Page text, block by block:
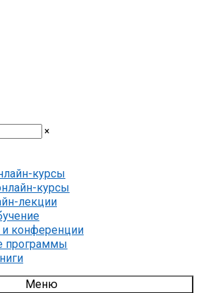
×
курсы
курсы
лекции
конференции
программы
Меню